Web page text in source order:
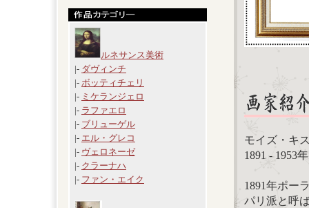
ルネサンス美術
|- ダヴィンチ
|- ボッティチェリ
|- ミケランジェロ
|- ラファエロ
|- ブリューゲル
|- エル・グレコ
|- ヴェロネーゼ
|- クラーナハ
|- ファン・エイク
モイズ・キ
1891 - 1953
1891年ポー
パリ派と呼